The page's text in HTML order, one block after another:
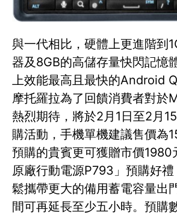
與一代相比，硬體上更進階到
器及8GB的高儲存量快閃記憶
上效能最高且最快的Android
摩托羅拉為了回饋消費者對於
熱烈期待，將於2月1日至2月
購活動，手機單機建議售價為
預購的貴賓更可獲贈市價1980
原廠行動電源P793」預購好
鬆攜帶更大的備用蓄電容量出
間可再延長至少五小時。預購